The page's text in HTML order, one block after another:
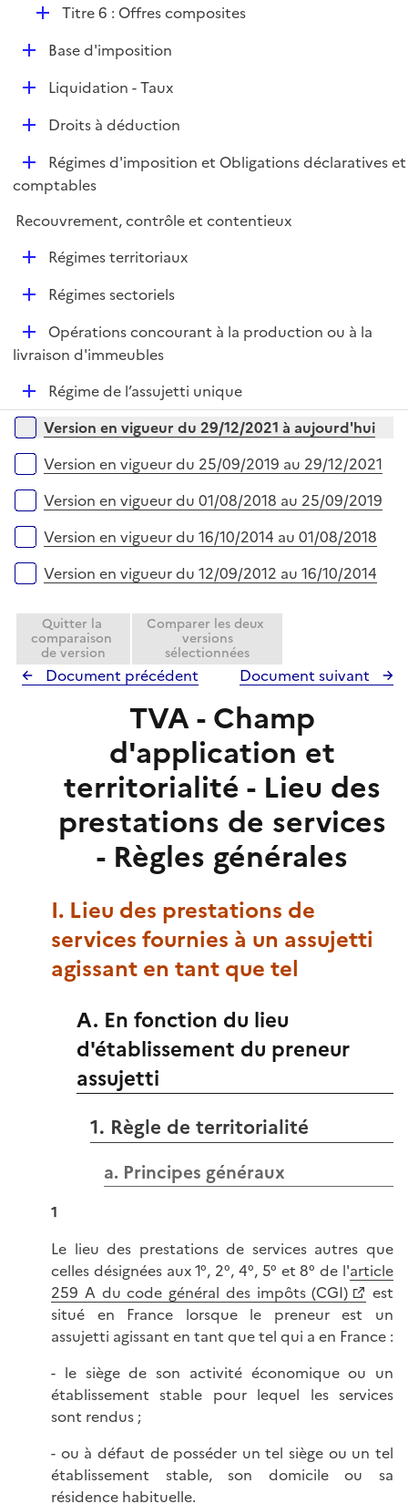
e
l
i
e
D
p
i
e
Titre 6 : Offres composites
D
r
Base d'imposition
D
e
r
Liquidation - Taux
D
l
e
Droits à déduction
D
é
l
Régimes d'imposition et Obligations déclaratives et
comptables
Recouvrement, contrôle et contentieux
D
e
Régimes territoriaux
D
l
r
Régimes sectoriels
D
é
e
r
Opérations concourant à la production ou à la
livraison d'immeubles
D
é
p
e
Régime de l’assujetti unique
Versions sur la période
Version en vigueur du 29/12/2021 à aujourd'hui
Version en vigueur du 25/09/2019 au 29/12/2021
Version en vigueur du 01/08/2018 au 25/09/2019
Version en vigueur du 16/10/2014 au 01/08/2018
Version en vigueur du 12/09/2012 au 16/10/2014
Quitter la
comparaison
de version
Comparer les deux
versions
sélectionnées
Document précédent Document suivant
TVA - Champ
d'application et
territorialité - Lieu des
prestations de services
- Règles générales
I. Lieu des prestations de
services fournies à un assujetti
agissant en tant que tel
A. En fonction du lieu
d'établissement du preneur
assujetti
1. Règle de territorialité
a. Principes généraux
1
Le lieu des prestations de services autres que
celles désignées aux 1°, 2°, 4°, 5° et 8° de l'article
259 A du code général des impôts (CGI)
est
situé en France lorsque le preneur est un
assujetti agissant en tant que tel qui a en France :
- le siège de son activité économique ou un
établissement stable pour lequel les services
sont rendus ;
- ou à défaut de posséder un tel siège ou un tel
établissement stable, son domicile ou sa
résidence habituelle.